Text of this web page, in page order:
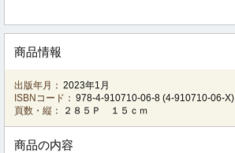
商品情報
出版年月： 2023年1月
ISBNコード： 978-4-910710-06-8 (4-910710-06-X)
頁数・縦：
２８５Ｐ １５ｃｍ
商品の内容